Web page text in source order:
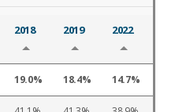
2018 2019 2022
19.0 18.4 14.7